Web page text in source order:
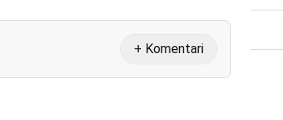
+ Komentari